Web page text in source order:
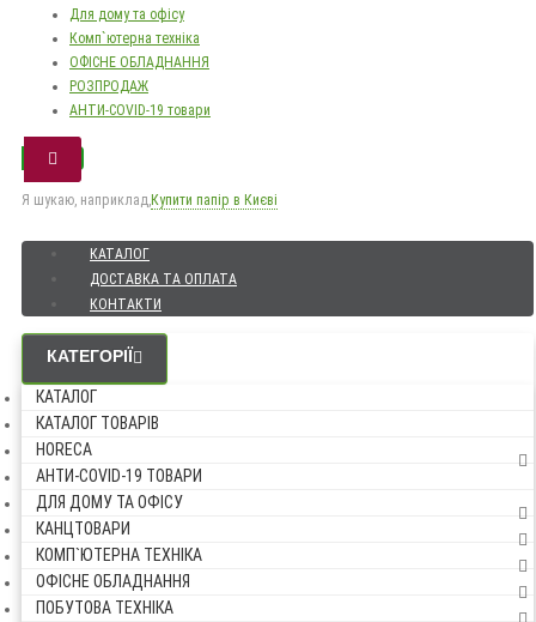
Для дому та офісу
Комп`ютерна техніка
ОФІСНЕ ОБЛАДНАННЯ
РОЗПРОДАЖ
АНТИ-COVID-19 товари
Я шукаю, наприклад, Купити папір в Києві
КАТАЛОГ
ДОСТАВКА ТА ОПЛАТА
КОНТАКТИ
КАТЕГОРІЇ
КАТАЛОГ
КАТАЛОГ ТОВАРІВ
HORECA
АНТИ-COVID-19 ТОВАРИ
ДЛЯ ДОМУ ТА ОФІСУ
КАНЦТОВАРИ
КОМП`ЮТЕРНА ТЕХНІКА
ОФІСНЕ ОБЛАДНАННЯ
ПОБУТОВА ТЕХНІКА